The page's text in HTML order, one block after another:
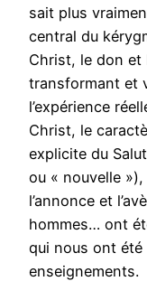
sait plus
central du
Christ, le don et
transformant et
l’expérience
Christ, le
explicite du
ou « nouvelle
l’annonce et
hommes… ont
qui nous ont
enseignements.